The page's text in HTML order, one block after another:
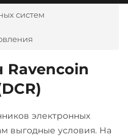
Kava
Litecoin (LTC)
Monero (XMR)
NEAR Protocol
Notcoin (NOT)
USD RUB
CNY
BGN
CZK GEL
TJS
AED
WB Банк RUB
систем
электронных
выгодные условия. На